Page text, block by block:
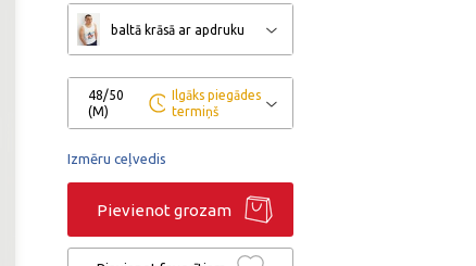
baltā krāsā ar apdruku
48/50
(M)
Ilgāks piegādes
termiņš
Izmēru ceļvedis
Pievienot grozam